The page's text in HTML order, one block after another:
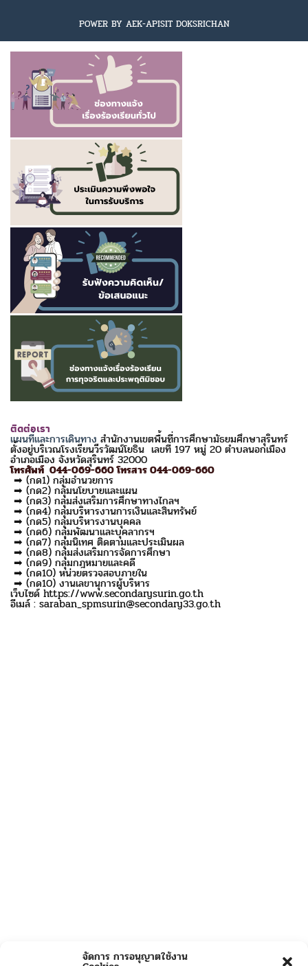
จัดการ การอนุญาตใช้งาน
POWER BY AEK-APISIT DOKSRICHAN
ติดต่อเรา
แผนที่และการเดินทาง สำนักงานเขตพื้นที่การศึกษามัธยมศึกษาสุรินทร์
ตั้งอยู่บริเวณโรงเรียนวีรวัฒน์โยธิน เลขที่ 197 หมู่ 20 ตำบลนอกเมือง
อำเภอเมือง จังหวัดสุรินทร์ 32000
โทรศัพท์ 044-069-660 โทรสาร 044-069-660
➡ (กด1) กลุ่มอำนวยการ
➡ (กด2) กลุ่มนโยบายและแผน
➡ (กด3) กลุ่มส่งเสริมการศึกษาทางไกลฯ
➡ (กด4) กลุ่มบริหารงานการเงินและสินทรัพย์
➡ (กด5) กลุ่มบริหารงานบุคคล
➡ (กด6) กลุ่มพัฒนาและบุคลากรฯ
➡ (กด7) กลุ่มนิเทศ ติดตามและประเมินผล
➡ (กด8) กลุ่มส่งเสริมการจัดการศึกษา
➡ (กด9) กลุ่มกฎหมายและคดี
➡ (กด10) หน่วยตรวจสอบภายใน
➡ (กด10) งานเลขานุการผู้บริหาร
เว็บไซด์ https://www.secondarysurin.go.th
อีเมล์ : saraban_spmsurin@secondary33.go.th